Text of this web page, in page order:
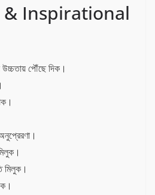
& Inspirational
পৌঁছে দিক।
মিলুক।